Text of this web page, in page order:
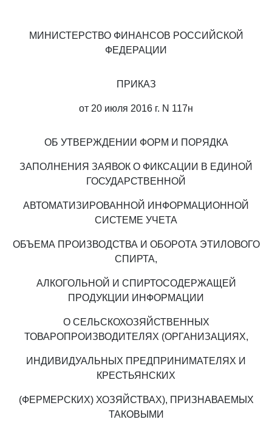
МИНИСТЕРСТВО ФИНАНСОВ РОССИЙСКОЙ
ФЕДЕРАЦИИ
ПРИКАЗ
от 20 июля 2016 г. N 117н
ОБ УТВЕРЖДЕНИИ ФОРМ И ПОРЯДКА
ЗАПОЛНЕНИЯ ЗАЯВОК О ФИКСАЦИИ В ЕДИНОЙ
ГОСУДАРСТВЕННОЙ
АВТОМАТИЗИРОВАННОЙ ИНФОРМАЦИОННОЙ
СИСТЕМЕ УЧЕТА
ОБЪЕМА ПРОИЗВОДСТВА И ОБОРОТА ЭТИЛОВОГО
СПИРТА,
АЛКОГОЛЬНОЙ И СПИРТОСОДЕРЖАЩЕЙ
ПРОДУКЦИИ ИНФОРМАЦИИ
О СЕЛЬСКОХОЗЯЙСТВЕННЫХ
ТОВАРОПРОИЗВОДИТЕЛЯХ (ОРГАНИЗАЦИЯХ,
ИНДИВИДУАЛЬНЫХ ПРЕДПРИНИМАТЕЛЯХ И
КРЕСТЬЯНСКИХ
(ФЕРМЕРСКИХ) ХОЗЯЙСТВАХ), ПРИЗНАВАЕМЫХ
ТАКОВЫМИ